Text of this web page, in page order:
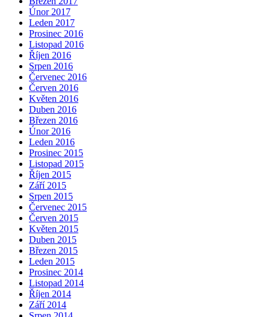
Únor 2017
Leden 2017
Prosinec 2016
Listopad 2016
Říjen 2016
Srpen 2016
Červenec 2016
Červen 2016
Květen 2016
Duben 2016
Březen 2016
Únor 2016
Leden 2016
Prosinec 2015
Listopad 2015
Říjen 2015
Září 2015
Srpen 2015
Červenec 2015
Červen 2015
Květen 2015
Duben 2015
Březen 2015
Leden 2015
Prosinec 2014
Listopad 2014
Říjen 2014
Září 2014